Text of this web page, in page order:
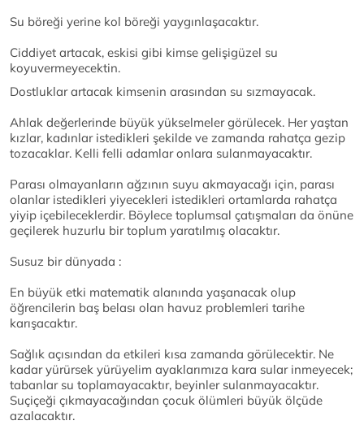
Su böreği yerine kol böreği yaygınlaşacaktır.
Ciddiyet artacak, eskisi gibi kimse gelişigüzel su
koyuvermeyecektin.
Dostluklar artacak kimsenin arasından su sızmayacak.
Ahlak değerlerinde büyük yükselmeler görülecek. Her yaştan
kızlar, kadınlar istedikleri şekilde ve zamanda rahatça gezip
tozacaklar. Kelli felli adamlar onlara sulanmayacaktır.
Parası olmayanların ağzının suyu akmayacağı için, parası
olanlar istedikleri yiyecekleri istedikleri ortamlarda rahatça
yiyip içebileceklerdir. Böylece toplumsal çatışmaları da önüne
geçilerek huzurlu bir toplum yaratılmış olacaktır.
Susuz bir dünyada :
En büyük etki matematik alanında yaşanacak olup
öğrencilerin baş belası olan havuz problemleri tarihe
karışacaktır.
Sağlık açısından da etkileri kısa zamanda görülecektir. Ne
kadar yürürsek yürüyelim ayaklarımıza kara sular inmeyecek;
tabanlar su toplamayacaktır, beyinler sulanmayacaktır.
Suçiçeği çıkmayacağından çocuk ölümleri büyük ölçüde
azalacaktır.